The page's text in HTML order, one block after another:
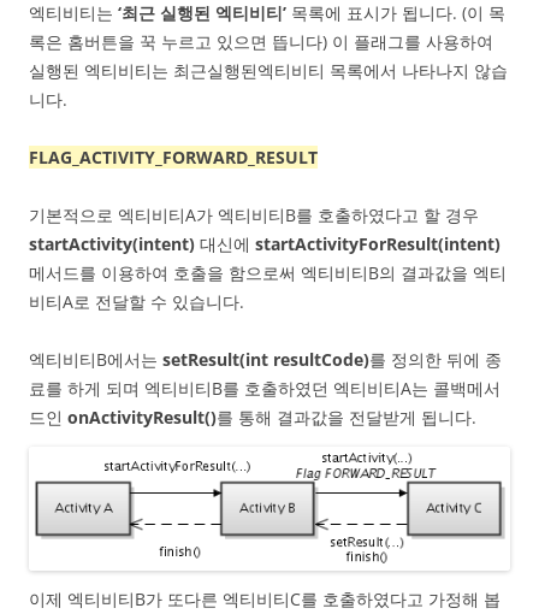
엑티비티는 ‘최근 실행된 엑티비티’ 목록에 표시가 됩니다. (이 목
록은 홈버튼을 꾹 누르고 있으면 뜹니다) 이 플래그를 사용하여
실행된 엑티비티는 최근실행된엑티비티 목록에서 나타나지 않습
니다.
FLAG_ACTIVITY_FORWARD_RESULT
기본적으로 엑티비티A가 엑티비티B를 호출하였다고 할 경우
startActivity(intent) 대신에 startActivityForResult(intent)
메서드를 이용하여 호출을 함으로써 엑티비티B의 결과값을 엑티
비티A로 전달할 수 있습니다.
엑티비티B에서는 setResult(int resultCode)를 정의한 뒤에 종
료를 하게 되며 엑티비티B를 호출하였던 엑티비티A는 콜백메서
드인 onActivityResult()를 통해 결과값을 전달받게 됩니다.
이제 엑티비티B가 또다른 엑티비티C를 호출하였다고 가정해 봅